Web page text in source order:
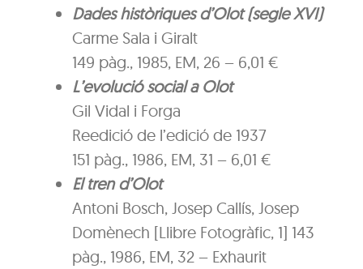
Dades històriques d’Olot (segle XVI)
Carme Sala i Giralt
149 pàg., 1985, EM, 26 – 6,01 €
L’evolució social a Olot
Gil Vidal i Forga
Reedició de l’edició de 1937
151 pàg., 1986, EM, 31 – 6,01 €
El tren d’Olot
Antoni Bosch, Josep Callís, Josep
Domènech [Llibre Fotogràfic, 1] 143
pàg., 1986, EM, 32 – Exhaurit